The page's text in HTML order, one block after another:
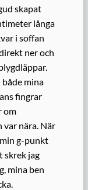
skapat
långa
i soffan
ner och
både mina
fingrar
om
var nära. När
g-punkt
skrek jag
mina ben